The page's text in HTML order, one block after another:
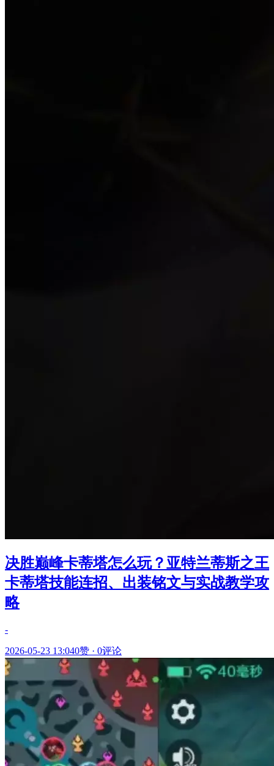
决胜巅峰卡蒂塔怎么玩？亚特兰蒂斯之王
卡蒂塔技能连招、出装铭文与实战教学攻
略
-
2026-05-23 13:040赞 · 0评论